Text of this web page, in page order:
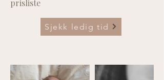
prisliste
Sjekk ledig tid